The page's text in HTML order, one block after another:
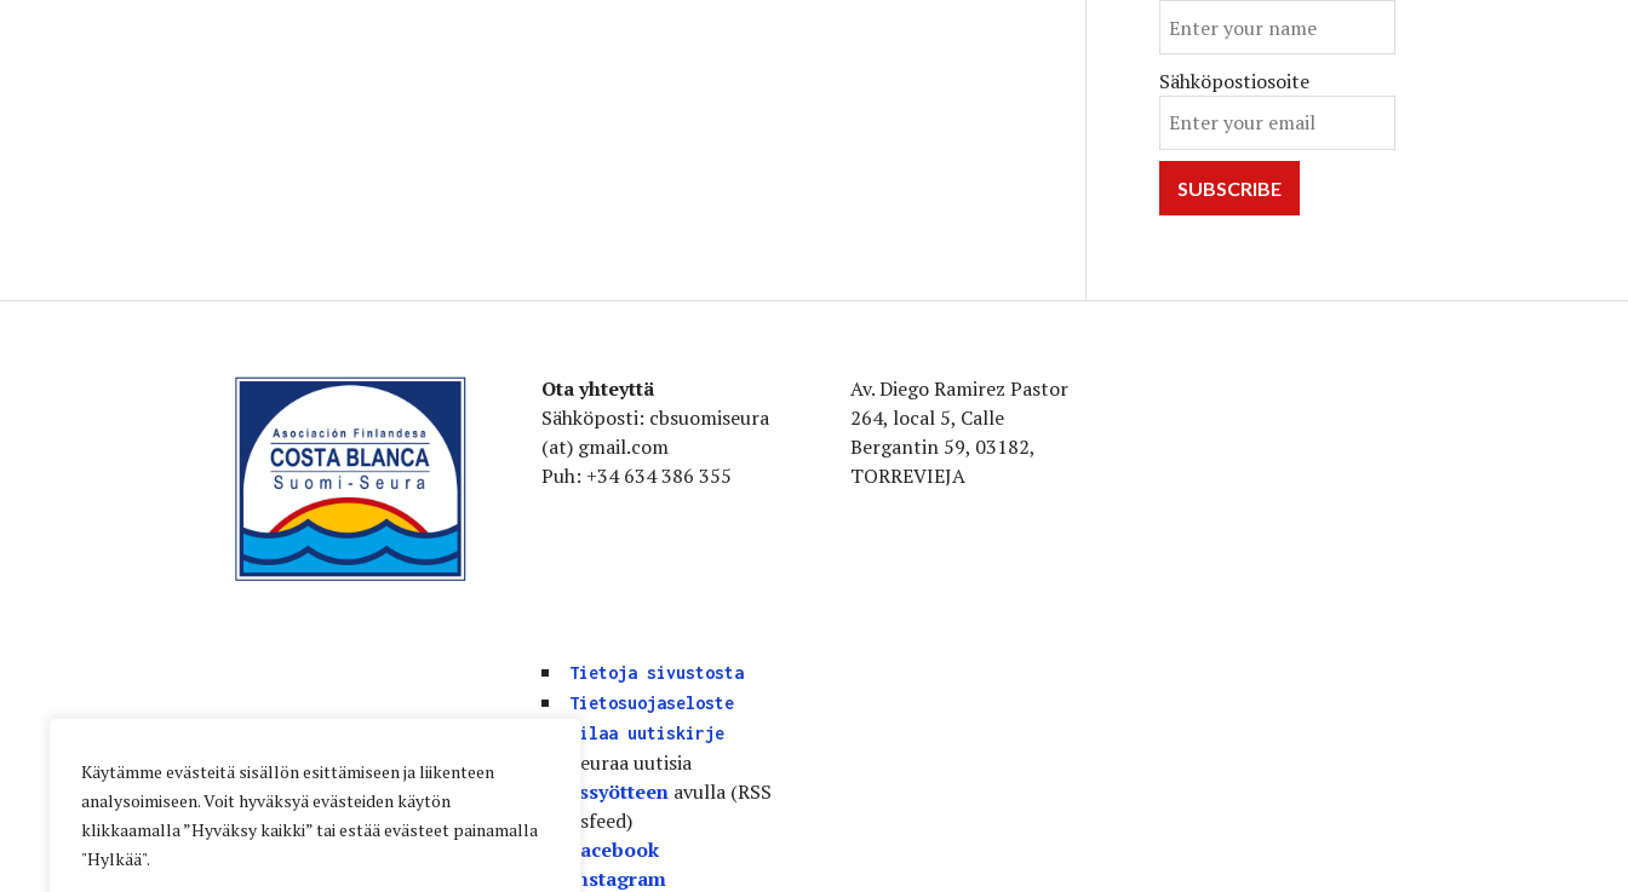
Käytämme evästeitä sisällön esittämiseen ja liikenteen
analysoimiseen. Voit hyväksyä evästeiden käytön
klikkaamalla ”Hyväksy kaikki” tai estää evästeet painamalla
"Hylkää".
Sähköpostiosoite
Ota yhteyttä
Sähköposti: cbsuomiseura
(at) gmail.com
Puh: +34 634 386 355
Av. Diego Ramirez Pastor
264, local 5, Calle
Bergantin 59, 03182,
TORREVIEJA
Tietoja sivustosta
Tietosuojaseloste
Tilaa uutiskirje
Seuraa uutisia
uutissyötteen avulla (RSS
Newsfeed)
Facebook
Instagram